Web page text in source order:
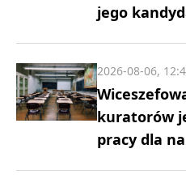
jego
kuratorów
pracy dla
2026-08-06,